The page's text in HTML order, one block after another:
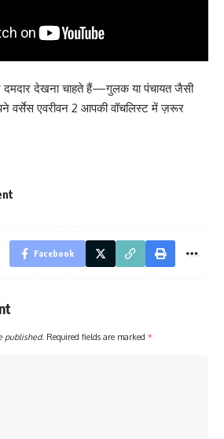
देखना चाहते हैं—गुलक या पंचायत जैसी
वर्सेस एवरीवन 2 आपकी वॉचलिस्ट में ज़रूर
Facebook
published. Required fields are marked *